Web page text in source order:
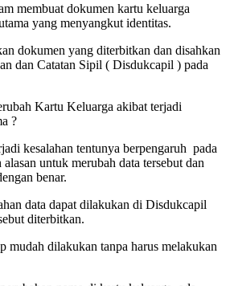
membuat dokumen kartu keluarga
yang menyangkut identitas.
dokumen yang diterbitkan dan disahkan
dan Catatan Sipil ( Disdukcapil ) pada
Kartu Keluarga akibat terjadi
?
kesalahan tentunya berpengaruh pada
untuk merubah data tersebut dan
benar.
data dapat dilakukan di Disdukcapil
diterbitkan.
mudah dilakukan tanpa harus melakukan